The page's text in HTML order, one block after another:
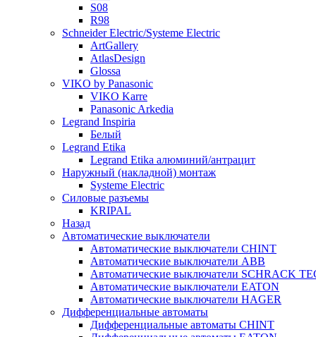
S08
R98
Schneider Electric/Systeme Electric
ArtGallery
AtlasDesign
Glossa
VIKO by Panasonic
VIKO Karre
Panasonic Arkedia
Legrand Inspiria
Белый
Legrand Etika
Legrand Etika алюминий/антрацит
Наружный (накладной) монтаж
Systeme Electric
Силовые разъемы
KRIPAL
Назад
Автоматические выключатели
Автоматические выключатели CHINT
Автоматические выключатели ABB
Автоматические выключатели SCHRACK
Автоматические выключатели EATON
Автоматические выключатели HAGER
Дифференциальные автоматы
Дифференциальные автоматы CHINT